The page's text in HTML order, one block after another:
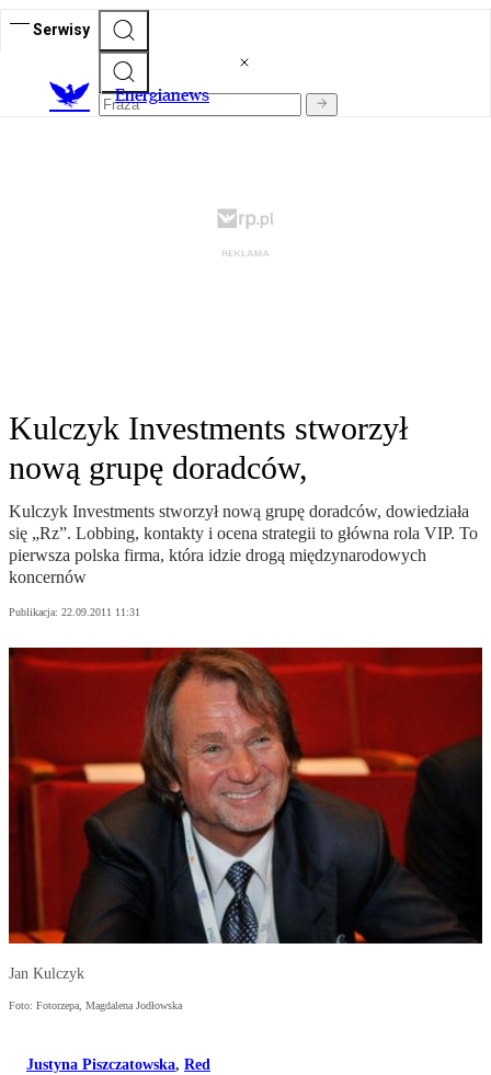
Serwisy
Energianews
Kulczyk Investments stworzył
nową grupę doradców,
Kulczyk Investments stworzył nową grupę doradców, dowiedziała
się „Rz”. Lobbing, kontakty i ocena strategii to główna rola VIP. To
pierwsza polska firma, która idzie drogą międzynarodowych
koncernów
Publikacja: 22.09.2011 11:31
Jan Kulczyk
Foto: Fotorzepa, Magdalena Jodłowska
Justyna Piszczatowska, Red